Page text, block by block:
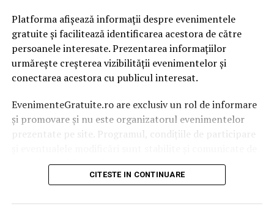
Platforma afișează informații despre evenimentele
gratuite și facilitează identificarea acestora de către
persoanele interesate. Prezentarea informațiilor
urmărește creșterea vizibilității evenimentelor și
conectarea acestora cu publicul interesat.
EvenimenteGratuite.ro are exclusiv un rol de informare
și promovare și nu este organizatorul evenimentelor
prezentate pe site. Programul, condițiile de participare
organizatorii fiecărui eveniment.
înainte de participare.
CITESTE IN CONTINUARE